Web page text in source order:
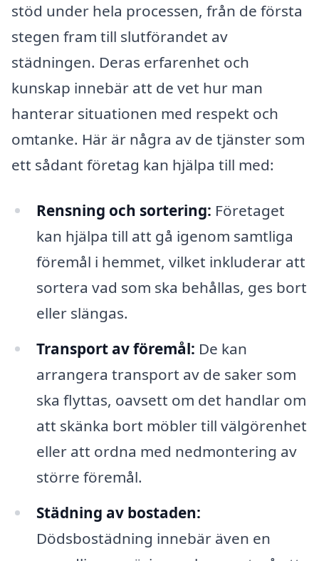
stöd under hela processen, från de första
stegen fram till slutförandet av
städningen. Deras erfarenhet och
kunskap innebär att de vet hur man
hanterar situationen med respekt och
omtanke. Här är några av de tjänster som
ett sådant företag kan hjälpa till med:
Rensning och sortering: Företaget
kan hjälpa till att gå igenom samtliga
föremål i hemmet, vilket inkluderar att
sortera vad som ska behållas, ges bort
eller slängas.
Transport av föremål: De kan
arrangera transport av de saker som
ska flyttas, oavsett om det handlar om
att skänka bort möbler till välgörenhet
eller att ordna med nedmontering av
större föremål.
Städning av bostaden:
Dödsbostädning innebär även en